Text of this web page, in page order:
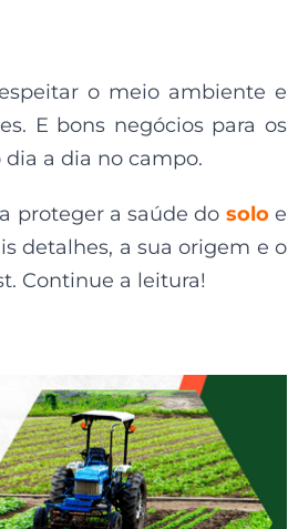
o meio ambiente e
E bons negócios para os
dia a dia no campo.
proteger a saúde do soloe
detalhes, a sua origem e o
Continue a leitura!